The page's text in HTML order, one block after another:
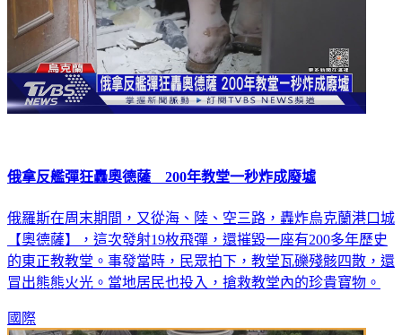
俄拿反艦彈狂轟奧德薩 200年教堂一秒炸成廢墟
俄羅斯在周末期間，又從海、陸、空三路，轟炸烏克蘭港口城
【奧德薩】，這次發射19枚飛彈，還摧毀一座有200多年歷史
的東正教教堂。事發當時，民眾拍下，教堂瓦礫殘骸四散，還
冒出熊熊火光。當地居民也投入，搶救教堂內的珍貴寶物。
國際